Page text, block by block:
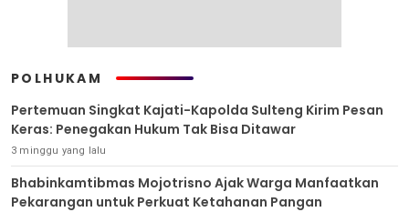
POLHUKAM
Pertemuan Singkat Kajati-Kapolda Sulteng Kirim Pesan
Keras: Penegakan Hukum Tak Bisa Ditawar
3 minggu yang lalu
Bhabinkamtibmas Mojotrisno Ajak Warga Manfaatkan
Pekarangan untuk Perkuat Ketahanan Pangan